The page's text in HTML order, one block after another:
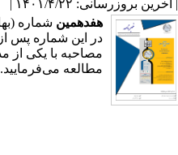
| آخرین بروزرسانی: ۱۴۰۱/۴/۲۲ |
هفدهمین شماره (بهار ۱۴۰۱)
مصاحبه با یکی از
مطالعه